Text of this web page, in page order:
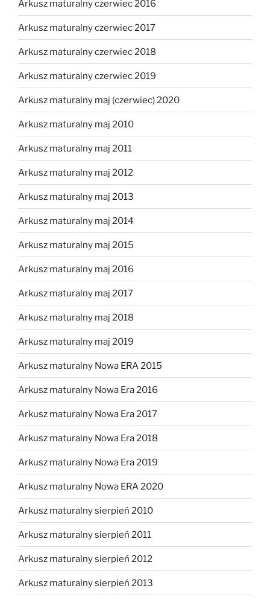
Arkusz maturalny czerwiec 2016
Arkusz maturalny czerwiec 2017
Arkusz maturalny czerwiec 2018
Arkusz maturalny czerwiec 2019
Arkusz maturalny maj (czerwiec) 2020
Arkusz maturalny maj 2010
Arkusz maturalny maj 2011
Arkusz maturalny maj 2012
Arkusz maturalny maj 2013
Arkusz maturalny maj 2014
Arkusz maturalny maj 2015
Arkusz maturalny maj 2016
Arkusz maturalny maj 2017
Arkusz maturalny maj 2018
Arkusz maturalny maj 2019
Arkusz maturalny Nowa ERA 2015
Arkusz maturalny Nowa Era 2016
Arkusz maturalny Nowa Era 2017
Arkusz maturalny Nowa Era 2018
Arkusz maturalny Nowa Era 2019
Arkusz maturalny Nowa ERA 2020
Arkusz maturalny sierpień 2010
Arkusz maturalny sierpień 2011
Arkusz maturalny sierpień 2012
Arkusz maturalny sierpień 2013